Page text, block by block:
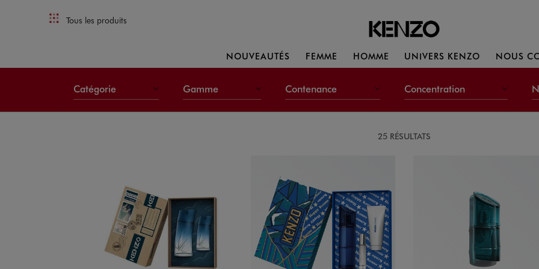
Tous les produits
NOUVEAUTÉS FEMME HOMME UNIVERS KENZO NOUS
Catégorie Gamme Contenance Concentration
25 RÉSULTATS